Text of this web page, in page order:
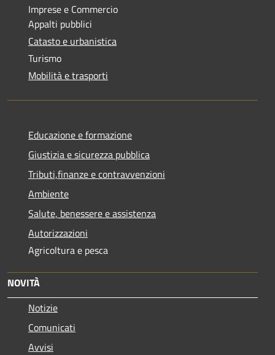
Imprese e Commercio
Appalti pubblici
Catasto e urbanistica
Turismo
Mobilità e trasporti
Educazione e formazione
Giustizia e sicurezza pubblica
Tributi,finanze e contravvenzioni
Ambiente
Salute, benessere e assistenza
Autorizzazioni
Agricoltura e pesca
NOVITÀ
Notizie
Comunicati
Avvisi